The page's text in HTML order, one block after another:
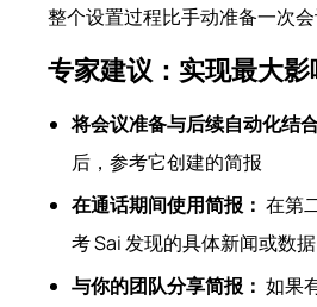
整个设置过程比手动准备一次会
专家建议：实现最大影
将会议准备与后续自动化结
后，参考它创建的简报
在通话期间使用简报： 在第
考 Sai 发现的具体新闻或数据
与你的团队分享简报： 如果